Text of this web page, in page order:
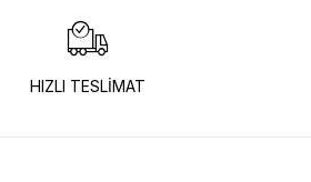
HIZLI TESLİMAT